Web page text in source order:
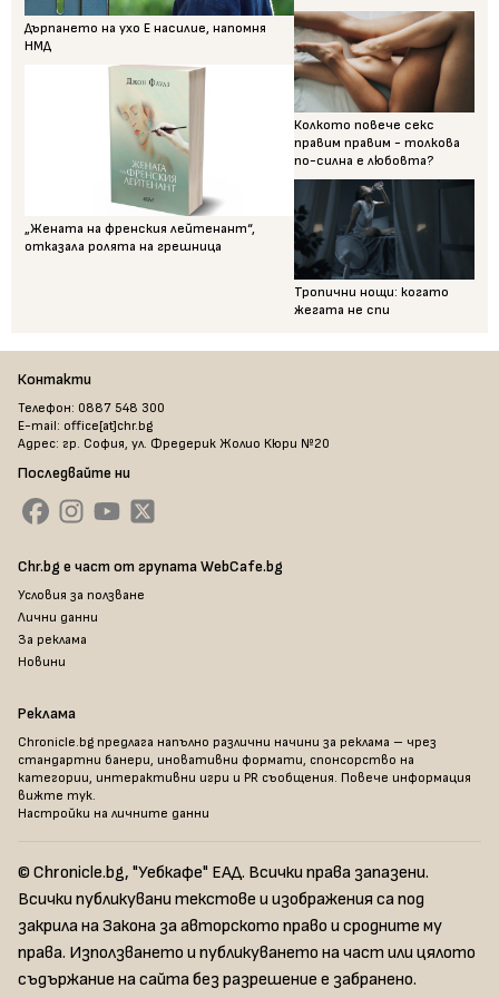
Дърпането на ухо Е насилие, напомня
НМД
„Жената на френския лейтенант“,
отказала ролята на грешница
Колкото повече секс
правим правим - толкова
по-силна е любовта?
Тропични нощи: когато
жегата не спи
Контакти
Телефон: 0887 548 300
E-mail: office[at]chr.bg
Адрес: гр. София, ул. Фредерик Жолио Кюри №20
Последвайте ни
Chr.bg е част от групата WebCafe.bg
Условия за ползване
Лични данни
За реклама
Новини
Реклама
Chronicle.bg предлага напълно различни начини за реклама – чрез
стандартни банери, иновативни формати, спонсорство на
категории, интерактивни игри и PR съобщения. Повече информация
вижте тук.
Настройки на личните данни
© Chronicle.bg, "Уебкафе" ЕАД. Всички права запазени.
Всички публикувани текстове и изображения са под
закрила на Закона за авторското право и сродните му
права. Използването и публикуването на част или цялото
съдържание на сайта без разрешение е забранено.